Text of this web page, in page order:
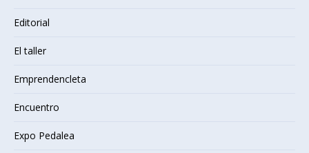
Editorial
El taller
Emprendencleta
Encuentro
Expo Pedalea